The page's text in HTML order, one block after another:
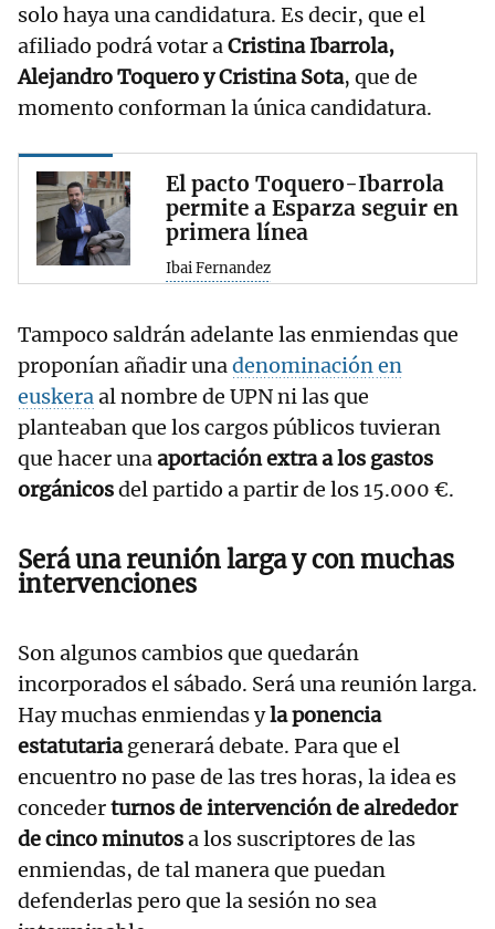
solo haya una candidatura. Es decir, que el
afiliado podrá votar aCristina Ibarrola,
Alejandro Toquero y Cristina Sota, que de
momento conforman la única candidatura.
El pacto Toquero-Ibarrola
permite a Esparza seguir en
primera línea
Ibai Fernandez
Tampoco saldrán adelante las enmiendas que
proponían añadir unadenominación en
euskeraal nombre de UPN ni las que
planteaban que los cargos públicos tuvieran
que hacer unaaportación extra a los gastos
orgánicosdel partido a partir de los 15.000 €.
Será una reunión larga y con muchas
intervenciones
Son algunos cambios que quedarán
incorporados el sábado. Será una reunión larga.
Hay muchas enmiendas yla ponencia
estatutariagenerará debate. Para que el
encuentro no pase de las tres horas, la idea es
concederturnos de intervención de alrededor
de cinco minutosa los suscriptores de las
enmiendas, de tal manera que puedan
defenderlas pero que la sesión no sea